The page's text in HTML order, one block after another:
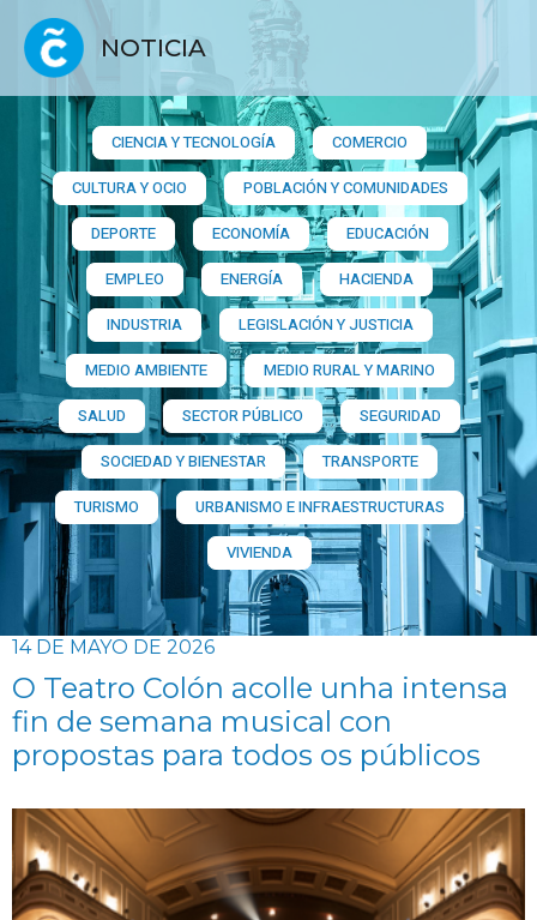
NOTICIA
CIENCIA Y TECNOLOGÍA
COMERCIO
CULTURA Y OCIO
POBLACIÓN Y COMUNIDADES
DEPORTE
ECONOMÍA
EDUCACIÓN
EMPLEO
ENERGÍA
HACIENDA
INDUSTRIA
LEGISLACIÓN Y JUSTICIA
MEDIO AMBIENTE
MEDIO RURAL Y MARINO
SALUD
SECTOR PÚBLICO
SEGURIDAD
SOCIEDAD Y BIENESTAR
TRANSPORTE
TURISMO
URBANISMO E INFRAESTRUCTURAS
VIVIENDA
14 DE MAYO DE 2026
O Teatro Colón acolle unha intensa
fin de semana musical con
propostas para todos os públicos